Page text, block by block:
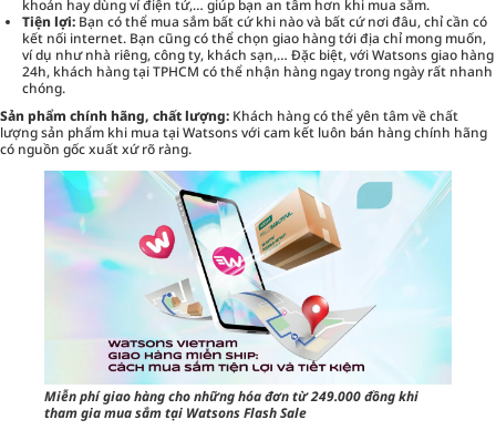
khoản hay dùng ví điện tử,… giúp bạn an tâm hơn khi mua sắm.
Tiện lợi: Bạn có thể mua sắm bất cứ khi nào và bất cứ nơi đâu, chỉ cần có
kết nối internet. Bạn cũng có thể chọn giao hàng tới địa chỉ mong muốn,
ví dụ như nhà riêng, công ty, khách sạn,… Đặc biệt, với Watsons giao hàng
24h, khách hàng tại TPHCM có thể nhận hàng ngay trong ngày rất nhanh
chóng.
Sản phẩm chính hãng, chất lượng: Khách hàng có thể yên tâm về chất
lượng sản phẩm khi mua tại Watsons với cam kết luôn bán hàng chính hãng
có nguồn gốc xuất xứ rõ ràng.
Miễn phí giao hàng cho những hóa đơn từ 249.000 đồng khi
tham gia mua sắm tại Watsons Flash Sale